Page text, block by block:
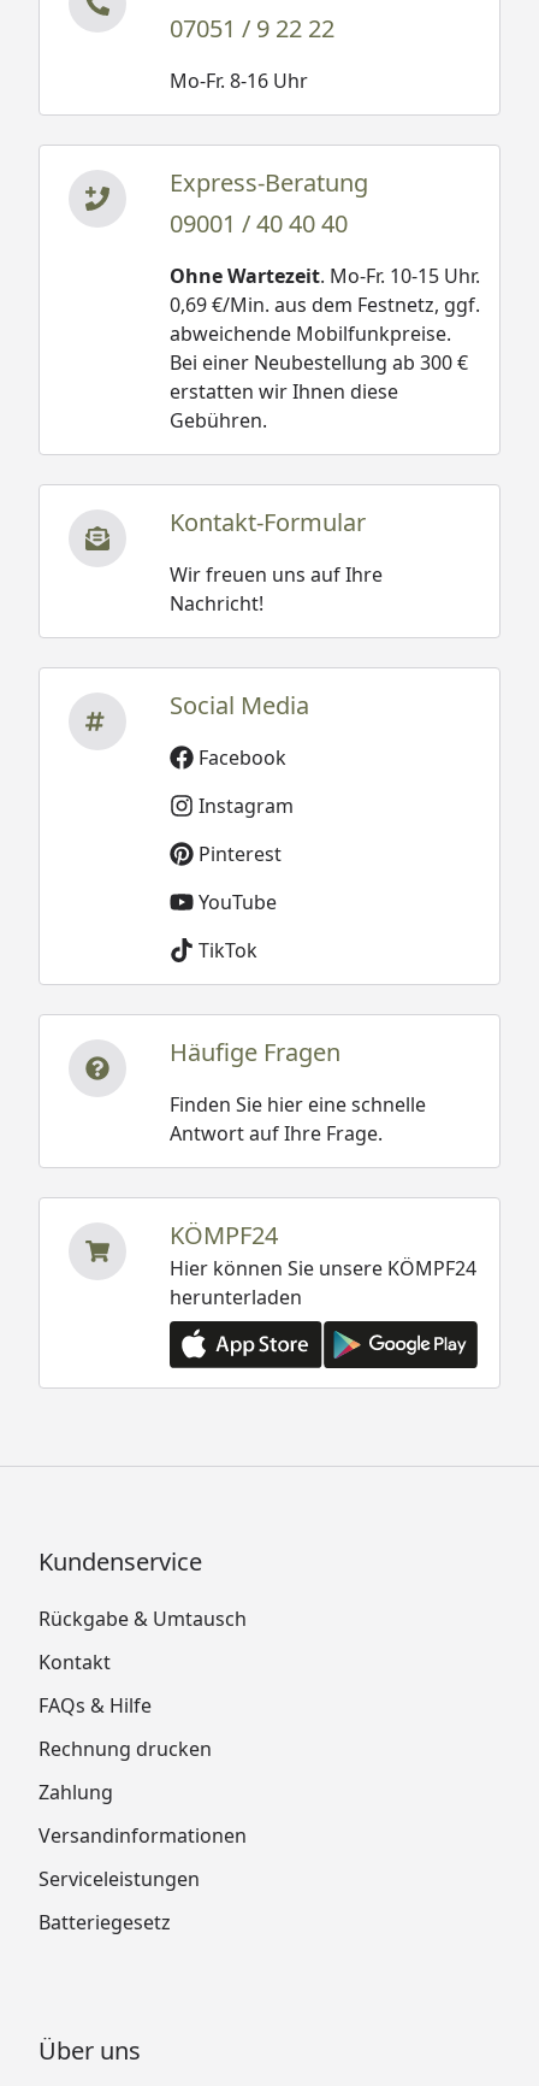
07051 / 9 22 22
Mo-Fr. 8-16 Uhr
Express-Beratung
09001 / 40 40 40
Ohne Wartezeit. Mo-Fr. 10-15 Uhr.
0,69 €/Min. aus dem Festnetz, ggf.
abweichende Mobilfunkpreise.
Bei einer Neubestellung ab 300 €
erstatten wir Ihnen diese
Gebühren.
Kontakt-Formular
Wir freuen uns auf Ihre
Nachricht!
Social Media
Facebook
Instagram
Pinterest
YouTube
TikTok
Häufige Fragen
Finden Sie hier eine schnelle
Antwort auf Ihre Frage.
KÖMPF24
Hier können Sie unsere KÖMPF24
herunterladen
Kundenservice
Rückgabe & Umtausch
Kontakt
FAQs & Hilfe
Rechnung drucken
Zahlung
Versandinformationen
Serviceleistungen
Batteriegesetz
Über uns